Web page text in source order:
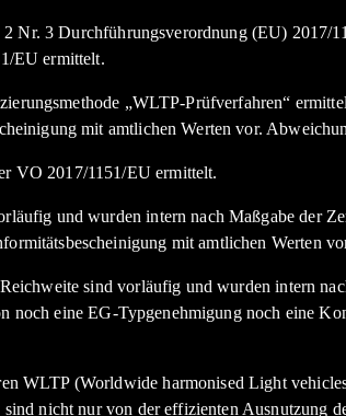
Nr. 3 Durchführungsverordnung (EU) 2017/
EU ermittelt.
„WLTP-Prüfverfahren“
mit amtlichen Werten vor.
VO 2017/1151/EU ermittelt.
und wurden intern nach Maßgabe der
mit amtlichen Werten
sind vorläufig und wurden intern
noch eine EG-Typgenehmigung noch eine
WLTP (Worldwide harmonised Light
nicht nur von der effizienten Ausnutzung